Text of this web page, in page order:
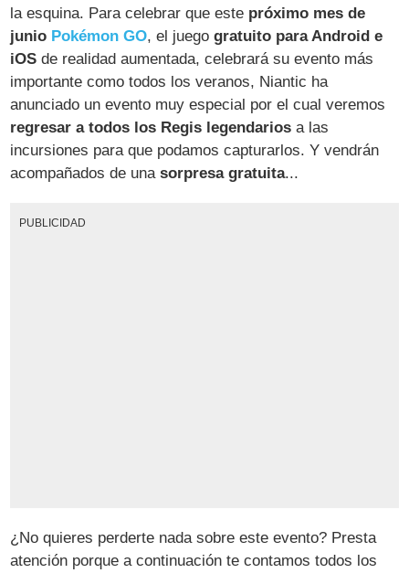
la esquina. Para celebrar que este próximo mes de
junio Pokémon GO, el juegogratuito para Android e
iOS de realidad aumentada, celebrará su evento más
importante como todos los veranos, Niantic ha
anunciado un evento muy especial por el cual veremos
regresar a todos los Regis legendarios a las
incursiones para que podamos capturarlos. Y vendrán
acompañados de unasorpresa gratuita...
PUBLICIDAD
¿No quieres perderte nada sobre este evento? Presta
atención porque a continuación te contamos todos los